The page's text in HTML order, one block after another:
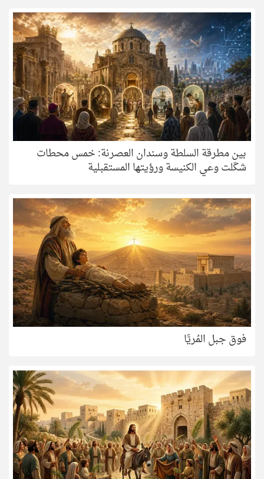
بين مطرقة السلطة وسندان العصرنة: خمس محطات
شكّلت وعي الكنيسة ورؤيتها المستقبلية
فوق جبل المُريَّا